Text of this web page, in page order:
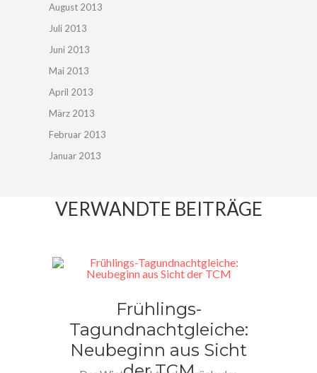
August 2013
Juli 2013
Juni 2013
Mai 2013
April 2013
März 2013
Februar 2013
Januar 2013
VERWANDTE BEITRÄGE
Frühlings-
Tagundnachtgleiche:
Neubeginn aus Sicht